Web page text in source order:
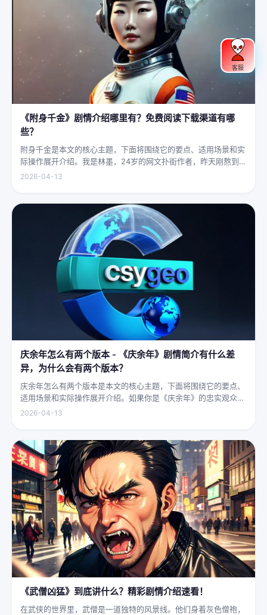
《附身千金》剧情介绍哪里有？免费阅读下载渠道有哪
些？
附身千金是本文的核心主题，下面将围绕它的要点、适用场景和实
际操作展开介绍。我是林墨，24岁的网文扑街作者，昨天刚熬到凌
晨四点赶完一本豪门甜宠文的大纲，揉着发酸的眼睛扑上床就睡，
2026-04-13
庆余年怎么有两个版本 - 《庆余年》剧情简介有什么差
异，为什么会有两个版本？
庆余年怎么有两个版本是本文的核心主题，下面将围绕它的要点、
适用场景和实际操作展开介绍。如果你是《庆余年》的忠实观众，
可能会发现这部剧在不同视频平台上呈现出两个略有差异的版本，
2026-04-13
《武僧凶猛》到底讲什么？精彩剧情介绍速看！
在武侠的世界里，武僧是一道独特的风景线。他们身着灰色僧袍，
客服